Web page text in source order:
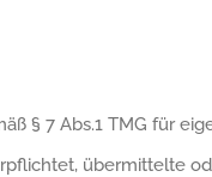
§ 7 Abs.1 TMG für
übermittelte